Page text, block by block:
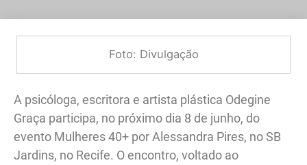
Foto: Divulgação
A psicóloga, escritora e artista plástica Odegine
Graça participa, no próximo dia 8 de junho, do
evento Mulheres 40+ por Alessandra Pires, no SB
Jardins, no Recife. O encontro, voltado ao